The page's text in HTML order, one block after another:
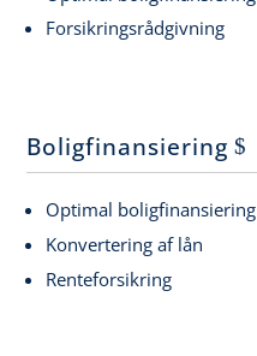
Forsikringsrådgivning
Boligfinansiering
Optimal boligfinansiering
Konvertering af lån
Renteforsikring